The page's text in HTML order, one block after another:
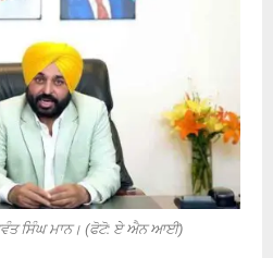
ਸਿੰਘ ਮਾਨ। (ਫੋਟੋ: ਏ ਐਨ ਆਈ)